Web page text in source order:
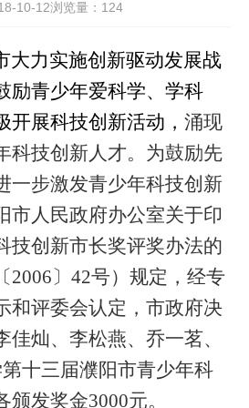
10-12浏览量： 124
大力实施创新驱动发展战
励青少年爱科学、学科
开展科技创新活动， 涌现
技创新人才。 为鼓励先
一步激发青少年科技创新
市人民政府办公室关于印
技创新市长奖评奖办法的
2006〕 42号）规定，经专
和评委会认定，市政府决
佳灿、李松燕、乔一茗、
第十三届濮阳市青少年科
颁发奖金3000元。